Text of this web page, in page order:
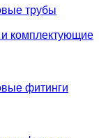
трубы
комплектующие
фитинги